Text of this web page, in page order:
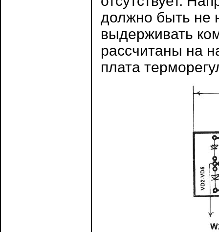
должно быть не
выдерживать
рассчитаны на
плата